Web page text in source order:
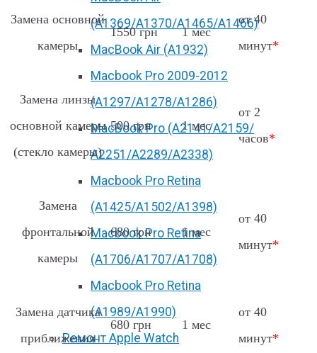
(A1369/A1370/A1465/A1466)
MacBook Air (A1932)
Macbook Pro 2009-2012
(A1297/A1278/A1286)
MacBook Pro (А2141/А2159/
А2251/A2289/A2338)
Macbook Pro Retina
(А1425/A1502/A1398)
Macbook Pro Retina
(А1706/A1707/A1708)
Macbook Pro Retina
(А1989/A1990)
Ремонт Apple Watch
Замена основной
камеры
1550 грн 1 мес
от 40
минут*
Замена линзы
основной камеры
(стекло камеры)
500 грн 1 мес
от 2
часов*
Замена
фронтальной
камеры
680 грн 1 мес
от 40
минут*
Замена датчика
приближения
680 грн 1 мес
от 40
минут*